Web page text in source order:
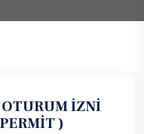
İZNI
)